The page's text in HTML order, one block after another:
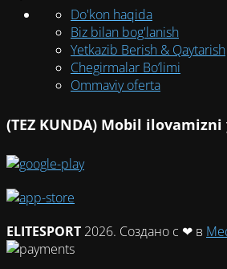
Do'kon haqida
Biz bilan bog'lanish
Yetkazib Berish & Qaytarish
Chegirmalar Bo’limi
Ommaviy oferta
(TEZ KUNDA) Mobil
ELITESPORT 2026. Создано с ❤ в